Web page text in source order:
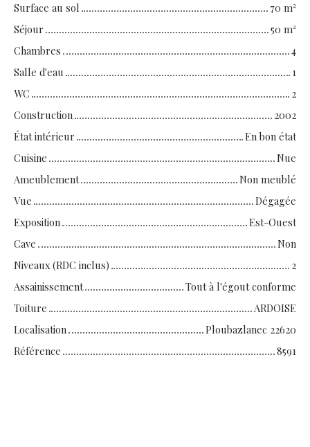
Surface au sol
70 m²
Séjour
50 m²
Chambres
4
Salle d'eau
1
WC
2
Construction
2002
État intérieur
En bon état
Cuisine
Nue
Ameublement
Non meublé
Vue
Dégagée
Exposition
Est-Ouest
Cave
Non
Niveaux (RDC inclus)
2
Assainissement
Tout à l'égout conforme
Toiture
ARDOISE
Localisation
Ploubazlanec 22620
Référence
8591